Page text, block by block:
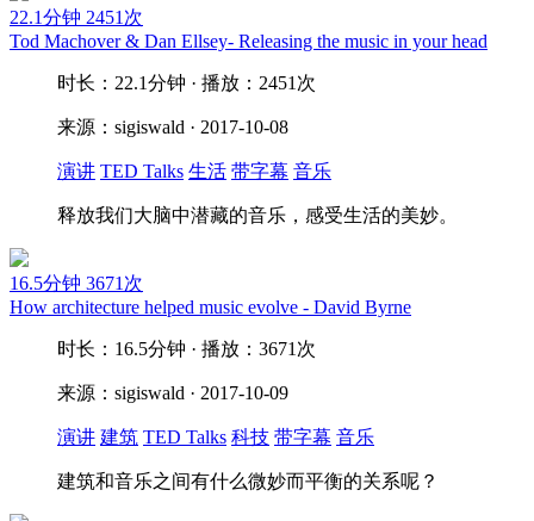
22.1分钟 2451次
Tod Machover & Dan Ellsey- Releasing the music in your head
时长：22.1分钟 · 播放：2451次
来源：sigiswald · 2017-10-08
演讲 TED Talks 生活 带字幕 音乐
释放我们大脑中潜藏的音乐，感受生活的美妙。
16.5分钟 3671次
How architecture helped music evolve - David Byrne
时长：16.5分钟 · 播放：3671次
来源：sigiswald · 2017-10-09
演讲 建筑 TED Talks 科技 带字幕 音乐
建筑和音乐之间有什么微妙而平衡的关系呢？